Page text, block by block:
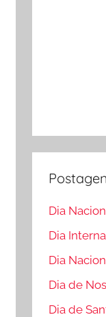
Dia
Dia
Dia
Dia de
Dia de